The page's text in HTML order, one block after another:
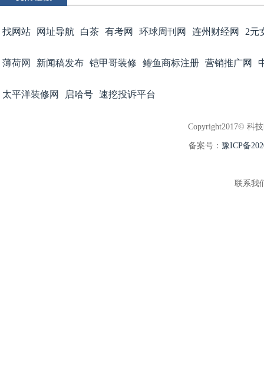
找网站 网址导航 白茶 有考网 环球周刊网 连州财经网 2元
薄荷网 新闻稿发布 铠甲哥装修 鳢鱼商标注册 营销推广网
太平洋装修网 启哈号 速挖投诉平台
Copyright2017© 科
备案号： 豫ICP备
联系我